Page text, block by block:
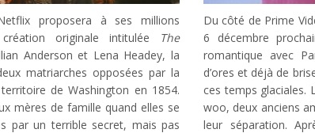
proposera à ses millions
originale intitulée
The
Anderson et Lena Headey, la
matriarches opposées par la
de Washington en 1854.
mères de famille quand elles se
par un terrible secret, mais pas
Du côté de Prime
6 décembre
romantique avec
d’ores et déjà de
ces temps glaciales.
woo, deux anciens
leur séparation.